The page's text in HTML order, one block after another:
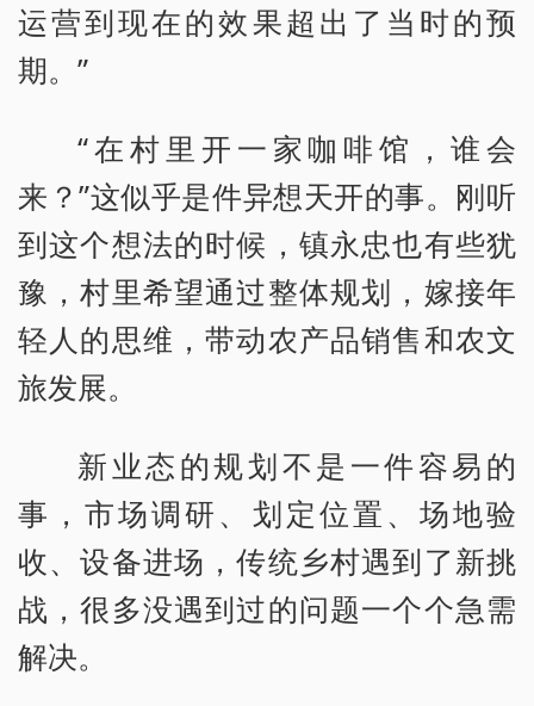
运营到现在的效果超出了当时的预
期。”
“在村里开一家咖啡馆，谁会
来？”这似乎是件异想天开的事。刚听
到这个想法的时候，镇永忠也有些犹
豫，村里希望通过整体规划，嫁接年
轻人的思维，带动农产品销售和农文
旅发展。
新业态的规划不是一件容易的
事，市场调研、划定位置、场地验
收、设备进场，传统乡村遇到了新挑
战，很多没遇到过的问题一个个急需
解决。